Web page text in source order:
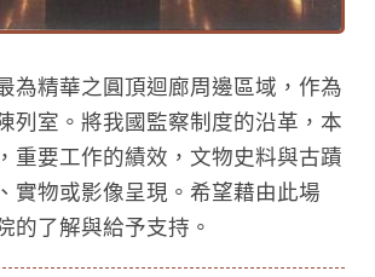
為精華之圓頂迴廊周邊區域，作為
列室。將我國監察制度的沿革，本
重要工作的績效，文物史料與古蹟
實物或影像呈現。希望藉由此場
的了解與給予支持。